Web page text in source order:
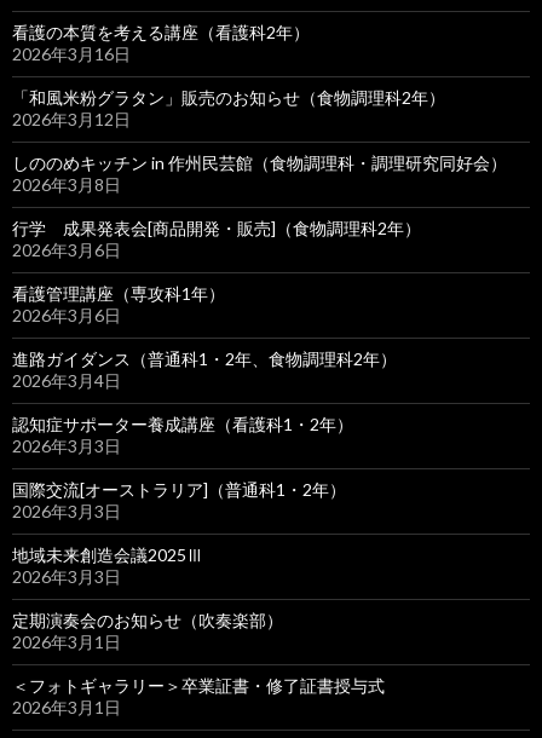
看護の本質を考える講座（看護科2年）
2026年3月16日
「和風米粉グラタン」販売のお知らせ（食物調理科2年）
2026年3月12日
しののめキッチン in 作州民芸館（食物調理科・調理研究同好会）
2026年3月8日
行学 成果発表会[商品開発・販売]（食物調理科2年）
2026年3月6日
看護管理講座（専攻科1年）
2026年3月6日
進路ガイダンス（普通科1・2年、食物調理科2年）
2026年3月4日
認知症サポーター養成講座（看護科1・2年）
2026年3月3日
国際交流[オーストラリア]（普通科1・2年）
2026年3月3日
地域未来創造会議2025Ⅲ
2026年3月3日
定期演奏会のお知らせ（吹奏楽部）
2026年3月1日
＜フォトギャラリー＞卒業証書・修了証書授与式
2026年3月1日